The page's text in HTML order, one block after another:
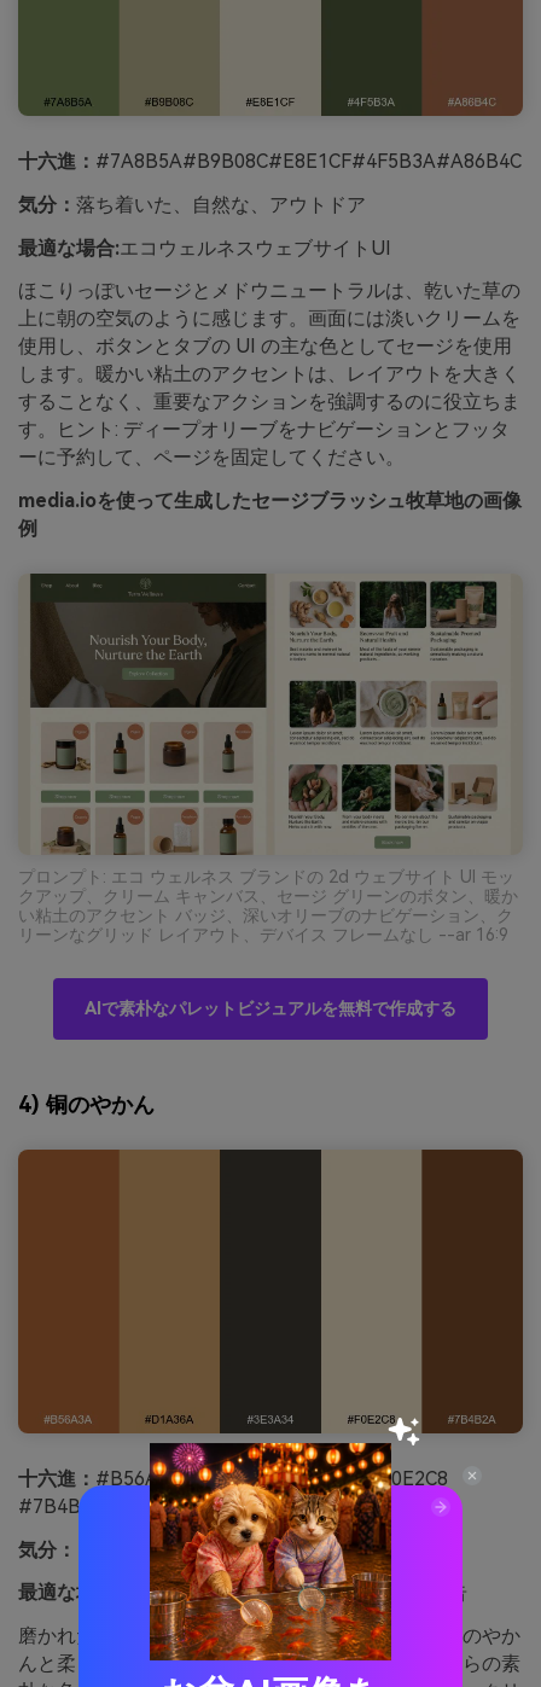
十六進： #7A8B5A#B9B08C#E8E1CF#4F5B3A#A86B4C
気分： 落ち着いた、自然な、アウトドア
最適な場合:エコウェルネスウェブサイトUI
ほこりっぽいセージとメドウニュートラルは、乾いた草の
上に朝の空気のように感じます。画面には淡いクリームを
使用し、ボタンとタブの UI の主な色としてセージを使用
します。暖かい粘土のアクセントは、レイアウトを大きく
することなく、重要なアクションを強調するのに役立ちま
す。ヒント: ディープオリーブをナビゲーションとフッタ
ーに予約して、ページを固定してください。
media.ioを使って生成したセージブラッシュ牧草地の画像
例
プロンプト: エコ ウェルネス ブランドの 2d ウェブサイト UI モッ
クアップ、クリーム キャンバス、セージ グリーンのボタン、暖か
い粘土のアクセント バッジ、深いオリーブのナビゲーション、ク
リーンなグリッド レイアウト、デバイス フレームなし --ar 16:9
AIで素朴なパレットビジュアルを無料で作成する
4) 铜のやかん
十六進： #B56A3A #D1A36A #3E3A34 #F0E2C8
#7B4B2A
気分：
トースト, ヴィンテージ, 磨かれた
最適な場合:
コーヒーバッグのパッケージと商品広告
磨かれた銅とキャラメルの色調は、薪ストーブの上のやか
んと柔らかく磨耗した金属を思い出させます。これらの素